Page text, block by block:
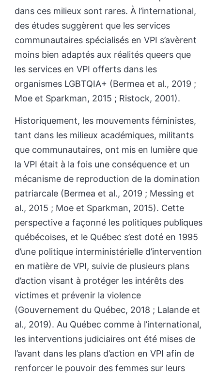
dans ces milieux sont rares. À l’international,
des études suggèrent que les services
communautaires spécialisés en VPI s’avèrent
moins bien adaptés aux réalités queers que
les services en VPI offerts dans les
organismes LGBTQIA+ (Bermea et al., 2019 ;
Moe et Sparkman, 2015 ; Ristock, 2001).
Historiquement, les mouvements féministes,
tant dans les milieux académiques, militants
que communautaires, ont mis en lumière que
la VPI était à la fois une conséquence et un
mécanisme de reproduction de la domination
patriarcale (Bermea et al., 2019 ; Messing et
al., 2015 ; Moe et Sparkman, 2015). Cette
perspective a façonné les politiques publiques
québécoises, et le Québec s’est doté en 1995
d’une politique interministérielle d’intervention
en matière de VPI, suivie de plusieurs plans
d’action visant à protéger les intérêts des
victimes et prévenir la violence
(Gouvernement du Québec, 2018 ; Lalande et
al., 2019). Au Québec comme à l’international,
les interventions judiciaires ont été mises de
l’avant dans les plans d’action en VPI afin de
renforcer le pouvoir des femmes sur leurs